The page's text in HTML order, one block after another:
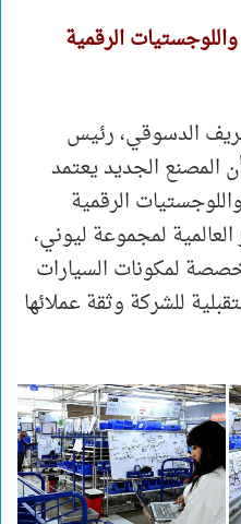
الرقمية
الدسوقي، رئيس
المصنع الجديد يعتمد
الرقمية
لمجموعة ليوني،
لمكونات السيارات
للشركة وثقة عملائها